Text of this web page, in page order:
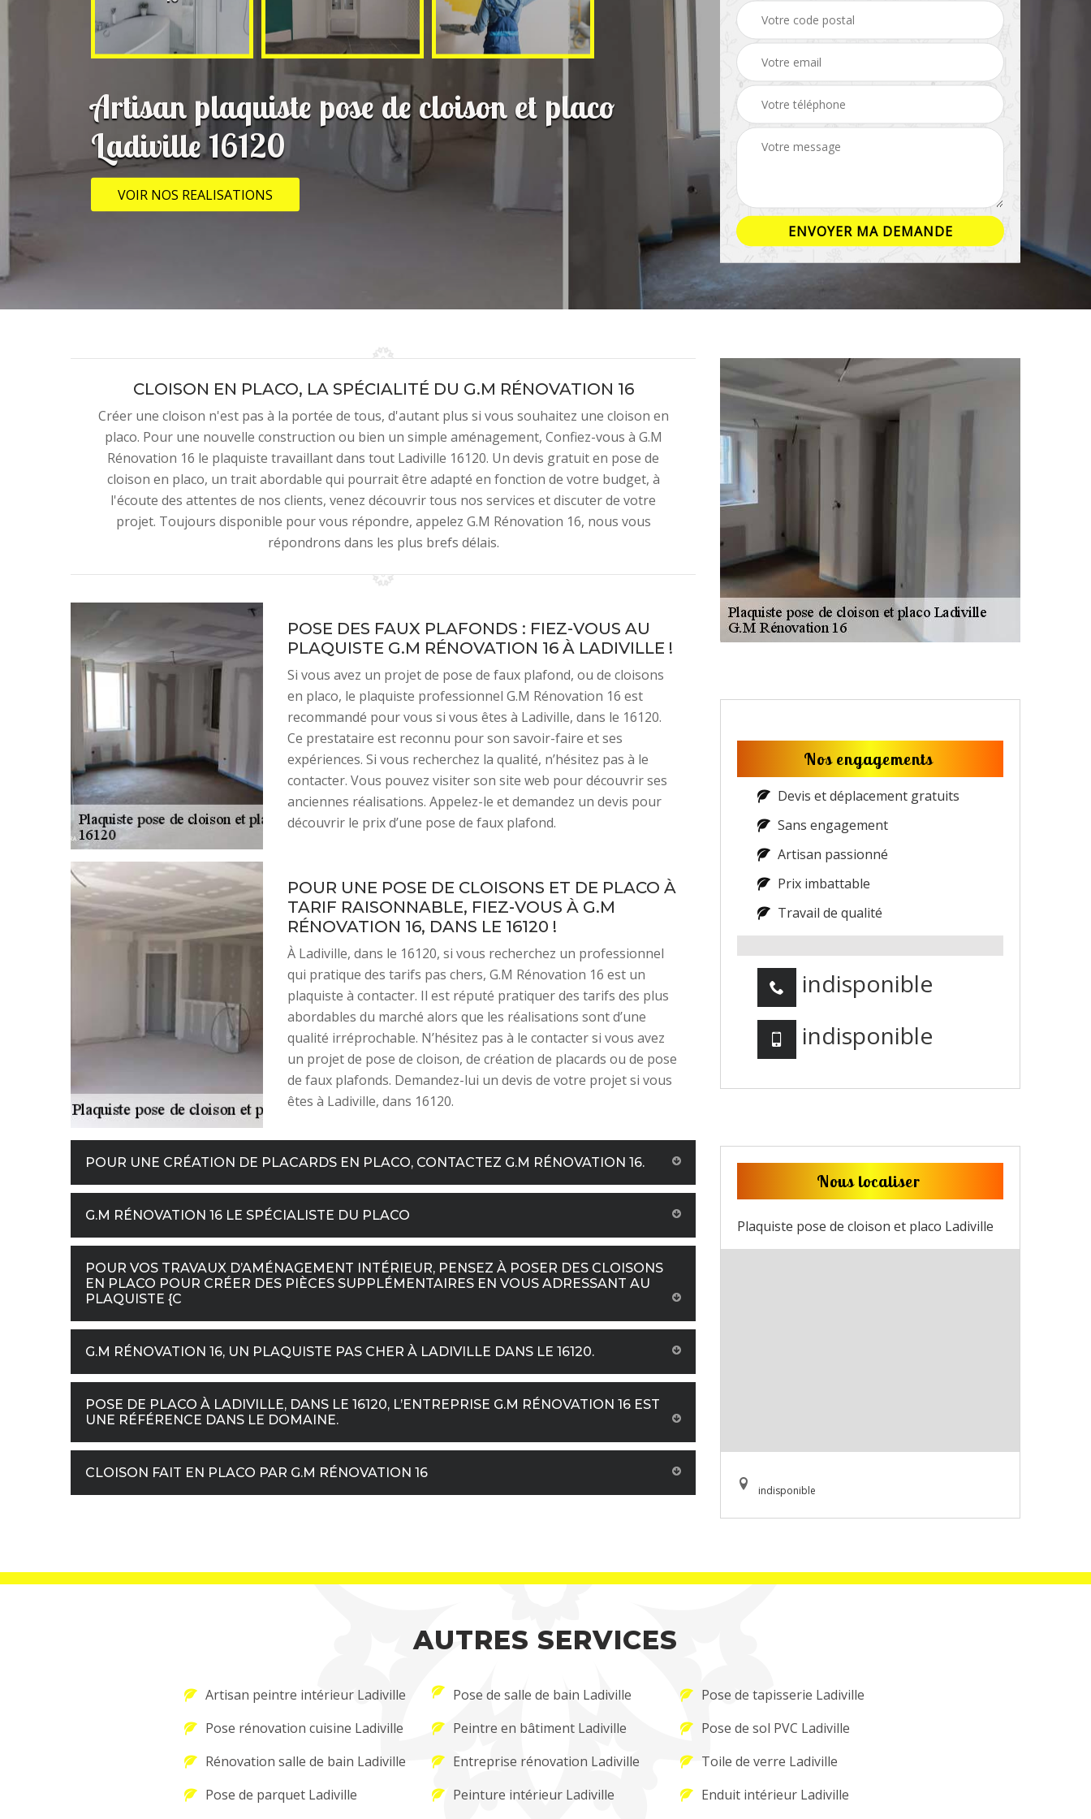
Artisan plaquiste pose de cloison et placo
Ladiville 16120
VOIR NOS REALISATIONS
CLOISON EN PLACO, LA SPÉCIALITÉ DU G.M RÉNOVATION 16
Créer une cloison n'est pas à la portée de tous, d'autant plus si vous souhaitez une cloison en
placo. Pour une nouvelle construction ou bien un simple aménagement, Confiez-vous à G.M
Rénovation 16 le plaquiste travaillant dans tout Ladiville 16120. Un devis gratuit en pose de
cloison en placo, un trait abordable qui pourrait être adapté en fonction de votre budget, à
l'écoute des attentes de nos clients, venez découvrir tous nos services et discuter de votre
projet. Toujours disponible pour vous répondre, appelez G.M Rénovation 16, nous vous
répondrons dans les plus brefs délais.
POSE DES FAUX PLAFONDS : FIEZ-VOUS AU
PLAQUISTE G.M RÉNOVATION 16 À LADIVILLE !
Si vous avez un projet de pose de faux plafond, ou de cloisons
en placo, le plaquiste professionnel G.M Rénovation 16 est
recommandé pour vous si vous êtes à Ladiville, dans le 16120.
Ce prestataire est reconnu pour son savoir-faire et ses
expériences. Si vous recherchez la qualité, n’hésitez pas à le
contacter. Vous pouvez visiter son site web pour découvrir ses
anciennes réalisations. Appelez-le et demandez un devis pour
découvrir le prix d’une pose de faux plafond.
POUR UNE POSE DE CLOISONS ET DE PLACO À
TARIF RAISONNABLE, FIEZ-VOUS À G.M
RÉNOVATION 16, DANS LE 16120 !
À Ladiville, dans le 16120, si vous recherchez un professionnel
qui pratique des tarifs pas chers, G.M Rénovation 16 est un
plaquiste à contacter. Il est réputé pratiquer des tarifs des plus
abordables du marché alors que les réalisations sont d’une
qualité irréprochable. N’hésitez pas à le contacter si vous avez
un projet de pose de cloison, de création de placards ou de pose
de faux plafonds. Demandez-lui un devis de votre projet si vous
êtes à Ladiville, dans 16120.
POUR UNE CRÉATION DE PLACARDS EN PLACO, CONTACTEZ G.M RÉNOVATION 16.
G.M RÉNOVATION 16 LE SPÉCIALISTE DU PLACO
POUR VOS TRAVAUX D’AMÉNAGEMENT INTÉRIEUR, PENSEZ À POSER DES CLOISONS
EN PLACO POUR CRÉER DES PIÈCES SUPPLÉMENTAIRES EN VOUS ADRESSANT AU
PLAQUISTE {C
G.M RÉNOVATION 16, UN PLAQUISTE PAS CHER À LADIVILLE DANS LE 16120.
POSE DE PLACO À LADIVILLE, DANS LE 16120, L’ENTREPRISE G.M RÉNOVATION 16 EST
UNE RÉFÉRENCE DANS LE DOMAINE.
CLOISON FAIT EN PLACO PAR G.M RÉNOVATION 16
Nos engagements
Devis et déplacement gratuits
Sans engagement
Artisan passionné
Prix imbattable
Travail de qualité
indisponible
indisponible
Nous localiser
Plaquiste pose de cloison et placo Ladiville
indisponible
AUTRES SERVICES
Artisan peintre intérieur Ladiville
Pose rénovation cuisine Ladiville
Rénovation salle de bain Ladiville
Pose de parquet Ladiville
Pose de salle de bain Ladiville
Peintre en bâtiment Ladiville
Entreprise rénovation Ladiville
Peinture intérieur Ladiville
Pose de tapisserie Ladiville
Pose de sol PVC Ladiville
Toile de verre Ladiville
Enduit intérieur Ladiville